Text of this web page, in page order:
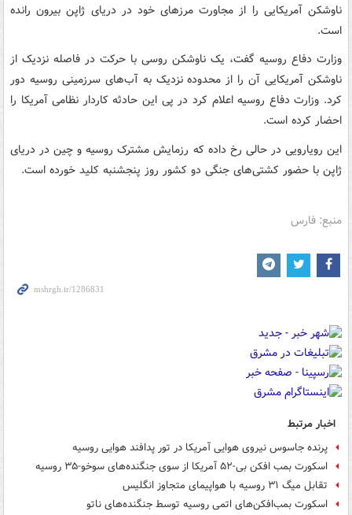
ناوشکن آمریکایی را از مجاورت مرزهای خود در دریای ژاپن بیرون رانده
است.
وزارت دفاع روسیه گفت، یک ناوشکن روسی با حرکت در فاصله نزدیک از
ناوشکن آمریکایی آن را از محدوده نزدیک به آب‌های سرزمینی روسیه دور
کرد. وزارت دفاع روسیه اعلام کرد در پی این حادثه کاردار نظامی آمریکا را
احضار کرده است.
این رویارویی در حالی رخ داده که رزمایش مشترک روسیه و چین در دریای
ژاپن با حضور کشتی‌های جنگی دو کشور روز پنجشنبه کلید خورده است.
منبع: فارس
اخبار مرتبط
پرنده جاسوس نیروی هوایی آمریکا در تور پدافند هوایی روسیه
اسکورت بمب افکن بی-۵۲ آمریکا از سوی جنگنده‌های سوخو-۳۵ روسیه
تقابل میگ ۳۱ روسیه با هواپیمای متجاوز انگلیس
اسکورت بمب‌افکن‌های اتمی روسیه توسط جنگنده‌های ناتو